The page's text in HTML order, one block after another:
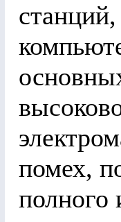
помех,
полного